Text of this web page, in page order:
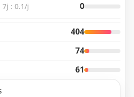
7j : 0.1/j 0
404
74
61